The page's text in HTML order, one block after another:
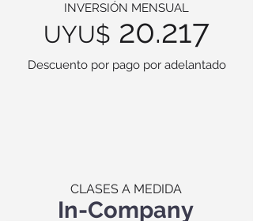
INVERSIÓN MENSUAL
UYU$ 20.217
Descuento por pago por adelantado
CLASES A MEDIDA
In-Company